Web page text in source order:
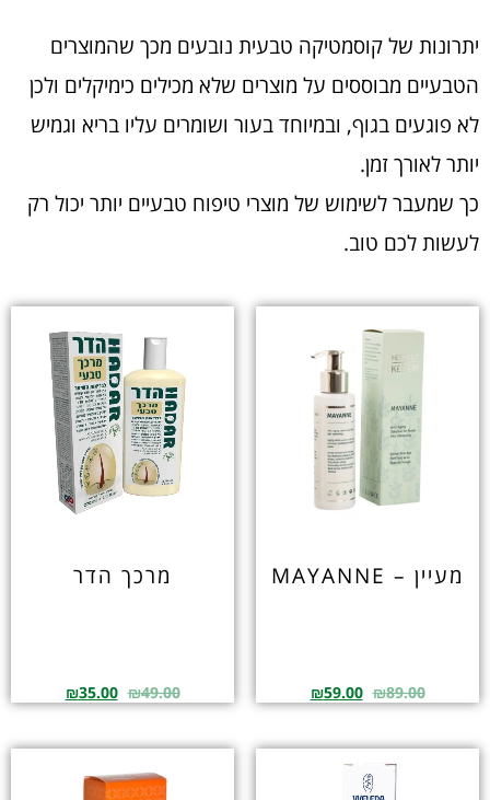
יתרונות של קוסמטיקה טבעית נובעים מכך שהמוצרים
הטבעיים מבוססים על מוצרים שלא מכילים כימיקלים ולכן
לא פוגעים בגוף, ובמיוחד בעור ושומרים עליו בריא וגמיש
יותר לאורך זמן.
כך שמעבר לשימוש של מוצרי טיפוח טבעיים יותר יכול רק
לעשות לכם טוב.
מעיין – MAYANNE
₪89.00
₪59.00
מרכך הדר
₪49.00
₪35.00